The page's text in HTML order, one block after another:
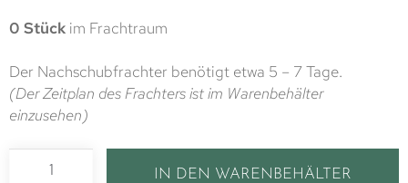
0 Stück im Frachtraum
Der Nachschubfrachter benötigt etwa 5 – 7 Tage.
(Der Zeitplan des Frachters ist im Warenbehälter
einzusehen)
IN DEN WARENBEHÄLTER